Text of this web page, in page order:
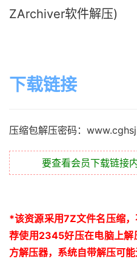
ZArchiver软件解压)
下载链接
压缩包解压密码：
要查看会员下载链接
*该资源采用7Z文件名压缩
荐使用2345好压在电脑上解
方解压器，系统自带解压可能